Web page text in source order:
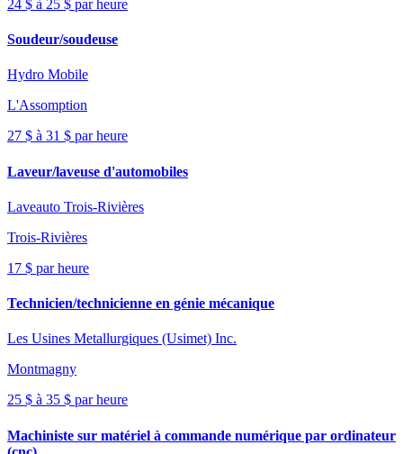
24 $ à 25 $ par heure
Soudeur/soudeuse
Hydro Mobile
L'Assomption
27 $ à 31 $ par heure
Laveur/laveuse d'automobiles
Laveauto Trois-Rivières
Trois-Rivières
17 $ par heure
Technicien/technicienne en génie mécanique
Les Usines Metallurgiques (Usimet) Inc.
Montmagny
25 $ à 35 $ par heure
Machiniste sur matériel à commande numérique par ordinateur